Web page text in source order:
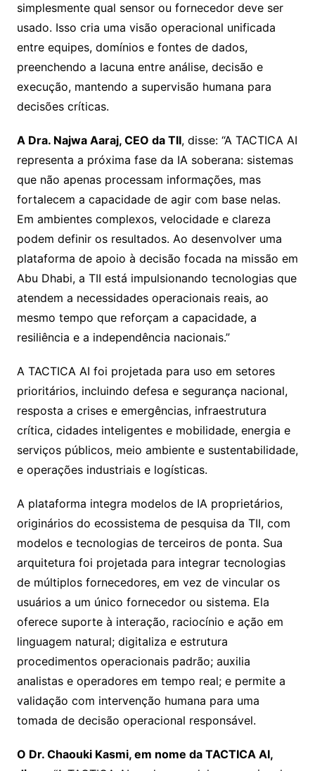
simplesmente qual sensor ou fornecedor deve ser
usado. Isso cria uma visão operacional unificada
entre equipes, domínios e fontes de dados,
preenchendo a lacuna entre análise, decisão e
execução, mantendo a supervisão humana para
decisões críticas.
A Dra. Najwa Aaraj, CEO da TII, disse: “A TACTICA AI
representa a próxima fase da IA ​​soberana: sistemas
que não apenas processam informações, mas
fortalecem a capacidade de agir com base nelas.
Em ambientes complexos, velocidade e clareza
podem definir os resultados. Ao desenvolver uma
plataforma de apoio à decisão focada na missão em
Abu Dhabi, a TII está impulsionando tecnologias que
atendem a necessidades operacionais reais, ao
mesmo tempo que reforçam a capacidade, a
resiliência e a independência nacionais.”
A TACTICA AI foi projetada para uso em setores
prioritários, incluindo defesa e segurança nacional,
resposta a crises e emergências, infraestrutura
crítica, cidades inteligentes e mobilidade, energia e
serviços públicos, meio ambiente e sustentabilidade,
e operações industriais e logísticas.
A plataforma integra modelos de IA proprietários,
originários do ecossistema de pesquisa da TII, com
modelos e tecnologias de terceiros de ponta. Sua
arquitetura foi projetada para integrar tecnologias
de múltiplos fornecedores, em vez de vincular os
usuários a um único fornecedor ou sistema. Ela
oferece suporte à interação, raciocínio e ação em
linguagem natural; digitaliza e estrutura
procedimentos operacionais padrão; auxilia
analistas e operadores em tempo real; e permite a
validação com intervenção humana para uma
tomada de decisão operacional responsável.
O Dr. Chaouki Kasmi, em nome da TACTICA AI,